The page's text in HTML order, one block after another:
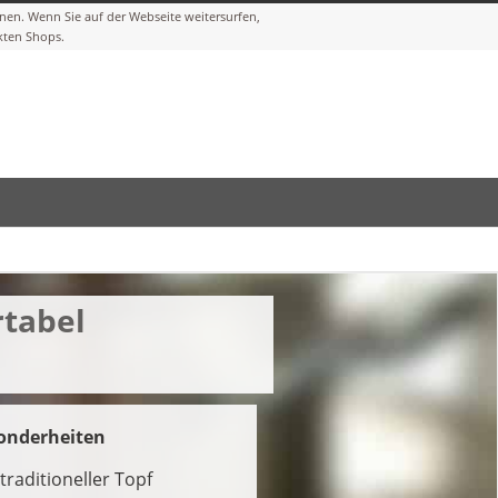
traditioneller Topf